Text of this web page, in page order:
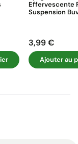
Effervescente
Suspension
Prix
3,99 €
Ajouter au